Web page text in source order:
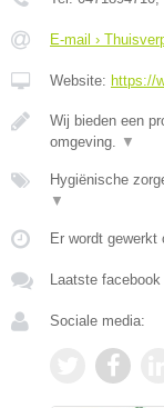
E-mail ›
Website: https://
Wij bieden een
omgeving.
▼
Hygiënische
▼
Er wordt gewerkt
Laatste
Sociale media: